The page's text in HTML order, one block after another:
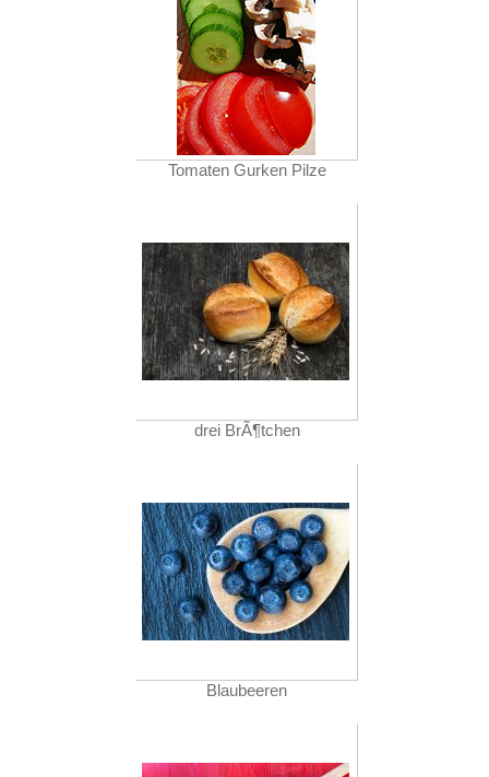
Tomaten Gurken Pilze
drei BrÃ¶tchen
Blaubeeren